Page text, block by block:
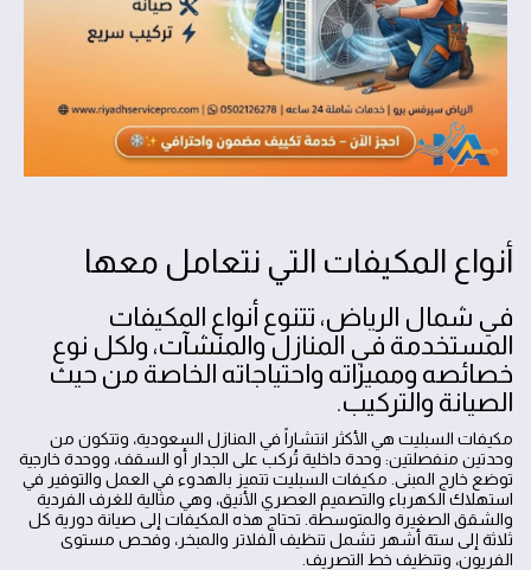
أنواع المكيفات التي نتعامل معها
في شمال الرياض، تتنوع أنواع المكيفات
المستخدمة في المنازل والمنشآت، ولكل نوع
خصائصه ومميزاته واحتياجاته الخاصة من حيث
الصيانة والتركيب.
مكيفات السبليت هي الأكثر انتشاراً في المنازل السعودية، وتتكون من
وحدتين منفصلتين: وحدة داخلية تُركب على الجدار أو السقف، ووحدة خارجية
توضع خارج المبنى. مكيفات السبليت تتميز بالهدوء في العمل والتوفير في
استهلاك الكهرباء والتصميم العصري الأنيق، وهي مثالية للغرف الفردية
والشقق الصغيرة والمتوسطة. تحتاج هذه المكيفات إلى صيانة دورية كل
ثلاثة إلى ستة أشهر تشمل تنظيف الفلاتر والمبخر، وفحص مستوى
الفريون، وتنظيف خط التصريف.